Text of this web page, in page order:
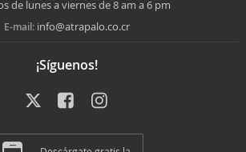
de lunes a viernes de 8 am a 6 pm
E-mail: info@atrapalo.co.cr
¡Síguenos!